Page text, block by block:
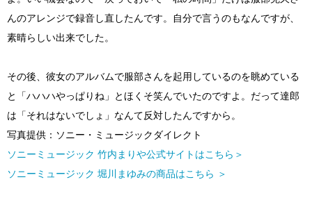
んのアレンジで録音し直したんです。自分で言うのもなんですが、
素晴らしい出来でした。
その後、彼女のアルバムで服部さんを起用しているのを眺めている
と「ハハハやっぱりね」とほくそ笑んでいたのですよ。だって達郎
は「それはないでしょ」なんて反対したんですから。
写真提供：ソニー・ミュージックダイレクト
ソニーミュージック 竹内まりや公式サイトはこちら＞
ソニーミュージック 堀川まゆみの商品はこちら ＞